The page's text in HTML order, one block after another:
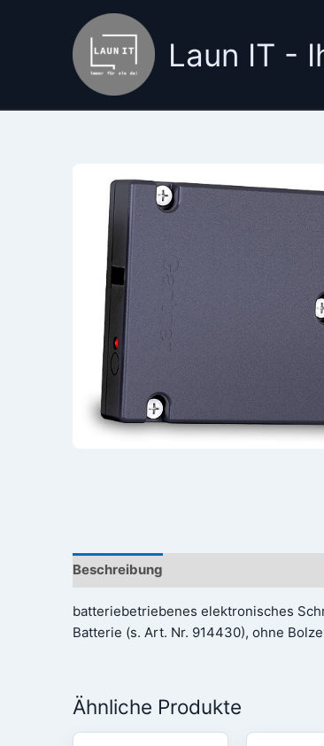
Laun IT -
Beschreibung
batteriebetriebenes elektronisches
Batterie (s. Art. Nr. 914430), ohne
Ähnliche Produkte